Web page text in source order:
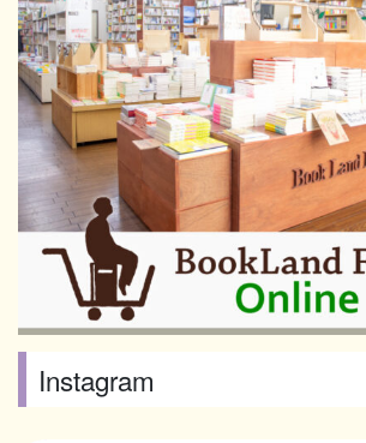
Instagram